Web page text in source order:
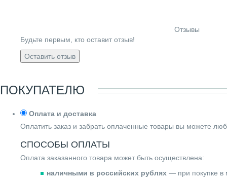
Отзывы
Будьте первым, кто оставит отзыв!
Оставить отзыв
ПОКУПАТЕЛЮ
Оплата и доставка
Оплатить заказ и забрать оплаченные товары вы можете
СПОСОБЫ ОПЛАТЫ
Оплата заказанного товара может быть осуществлена:
наличными в российских рублях — при покупке в